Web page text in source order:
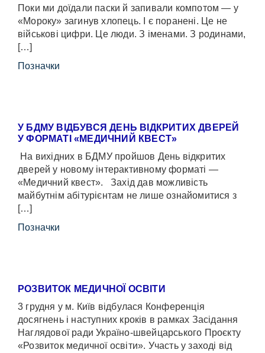
Поки ми доїдали паски й запивали компотом — у
«Мороку» загинув хлопець. І є поранені. Це не
військові цифри. Це люди. З іменами. З родинами,
[…]
Позначки
У БДМУ ВІДБУВСЯ ДЕНЬ ВІДКРИТИХ ДВЕРЕЙ
У ФОРМАТІ «МЕДИЧНИЙ КВЕСТ»
На вихідних в БДМУ пройшов День відкритих
дверей у новому інтерактивному форматі —
«Медичний квест». Захід дав можливість
майбутнім абітурієнтам не лише ознайомитися з
[…]
Позначки
РОЗВИТОК МЕДИЧНОЇ ОСВІТИ
3 грудня у м. Київ відбулася Конференція
досягнень і наступних кроків в рамках Засідання
Наглядової ради Україно-швейцарського Проєкту
«Розвиток медичної освіти». Участь у заході від